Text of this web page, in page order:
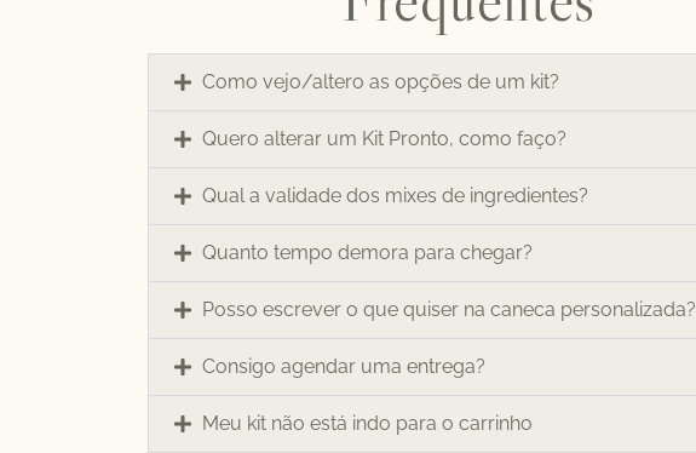
Como vejo/altero as opções de um kit?
Quero alterar um Kit Pronto, como faço?
Qual a validade dos mixes de ingredientes?
Quanto tempo demora para chegar?
Posso escrever o que quiser na caneca personalizada?
Consigo agendar uma entrega?
Meu kit não está indo para o carrinho